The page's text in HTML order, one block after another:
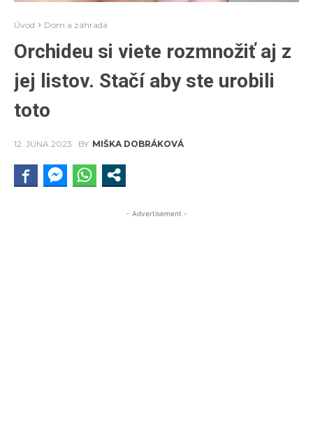
Úvod Dom a záhrada
Orchideu si viete rozmnožiť aj z
jej listov. Stačí aby ste urobili
toto
12. JÚNA 2023 BY MIŠKA DOBRÁKOVÁ
- Advertisement -